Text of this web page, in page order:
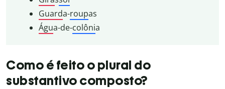
Guarda-roupas
Água-de-colônia
Como é feito o plural do
substantivo composto?